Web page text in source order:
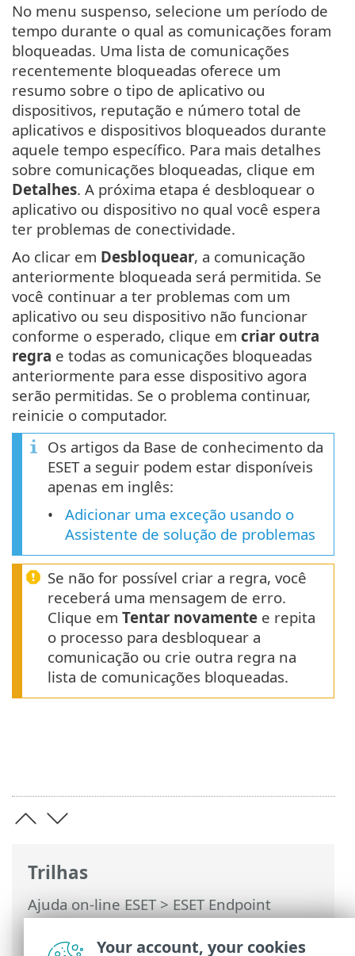
Trilhas
Ajuda on-line ESET>ESET Endpoint
Antivirus>Usando o ESET Endpoint
Antivirus
>Configuração >Rede>
No menu suspenso, selecione um período de
tempo durante o qual as comunicações foram
bloqueadas. Uma lista de comunicações
recentemente bloqueadas oferece um
resumo sobre o tipo de aplicativo ou
dispositivos, reputação e número total de
aplicativos e dispositivos bloqueados durante
aquele tempo específico. Para mais detalhes
sobre comunicações bloqueadas, clique em
Detalhes. A próxima etapa é desbloquear o
aplicativo ou dispositivo no qual você espera
ter problemas de conectividade.
Ao clicar em Desbloquear, a comunicação
anteriormente bloqueada será permitida. Se
você continuar a ter problemas com um
aplicativo ou seu dispositivo não funcionar
conforme o esperado, clique em criar outra
regra e todas as comunicações bloqueadas
anteriormente para esse dispositivo agora
serão permitidas. Se o problema continuar,
reinicie o computador.
Os artigos da Base de conhecimento da
ESET a seguir podem estar disponíveis
apenas em inglês:
Adicionar uma exceção usando o
Assistente de solução de problemas
Se não for possível criar a regra, você
receberá uma mensagem de erro.
Clique em Tentar novamente e repita
o processo para desbloquear a
comunicação ou crie outra regra na
lista de comunicações bloqueadas.
Your account, your cookies